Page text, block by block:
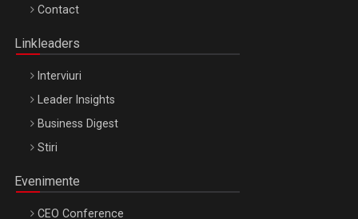
Octombrie
Contact
Linkleaders
Interviuri
Leader Insights
Business Digest
Stiri
Evenimente
CEO Conference